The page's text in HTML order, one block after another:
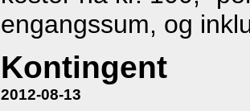
engangssum, og
Kontingent
2012-08-13